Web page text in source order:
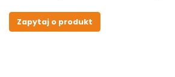
Zapytaj o produkt